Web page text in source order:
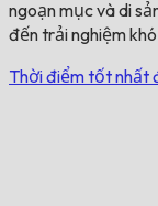
ngoạn mục và di
đến trải nghiệm
Thời điểm tốt nhất